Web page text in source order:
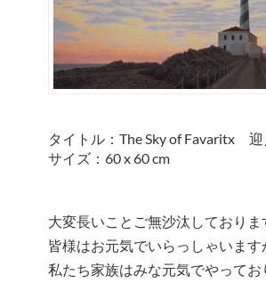
タイトル：The Sky of Favaritx 迎
サイズ：60 x 60 cm
大変長いことご無沙汰しておりま
皆様はお元気でいらっしゃいます
私たち家族はみな元気でやってお